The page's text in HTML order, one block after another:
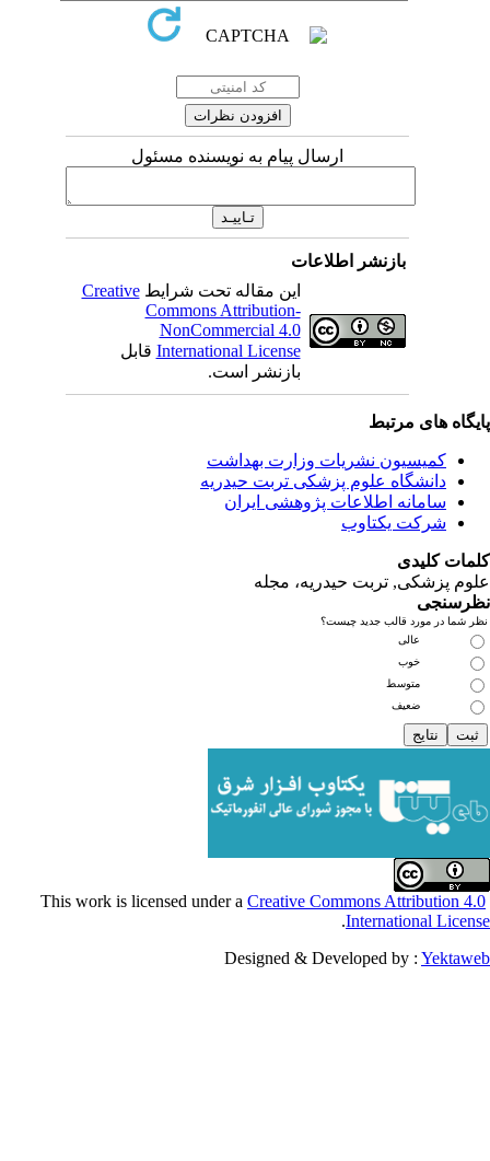
ارسال پیام به نویسنده مسئول
بازنشر اطلاعات
این مقاله تحت شرایطCreative
Commons Attribution-
NonCommercial 4.0
International Licenseقابل
بازنشر است.
مرتبط
نشریات وزارت بهداشت
علوم پزشکی تربت حیدریه
اطلاعات پژوهشی ایران
یکتاوب
تربت حیدریه، مجله
قالب جدید چیست؟
عالی
خوب
متوسط
ضعیف
Creative Commons
.
Designed & Developed by :